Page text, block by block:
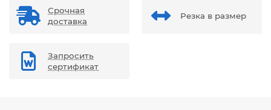
Срочная
доставка
Резка в размер
Запросить
сертификат